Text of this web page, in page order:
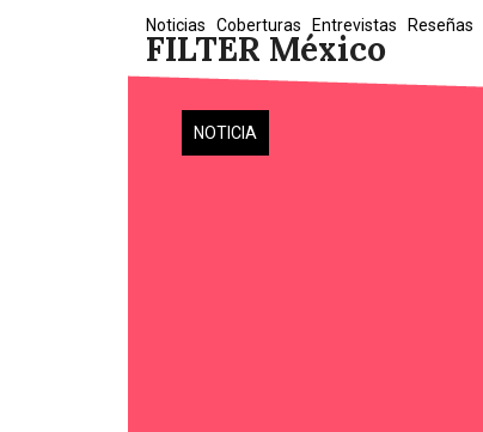
FILTER México
Noticias Coberturas Entrevistas Reseñas
NOTICIA